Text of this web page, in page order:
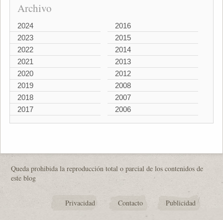
Archivo
2024
2023
2022
2021
2020
2019
2018
2017
2016
2015
2014
2013
2012
2008
2007
2006
Queda prohibida la reproducción total o parcial de los contenidos de
este blog
Privacidad Contacto Publicidad